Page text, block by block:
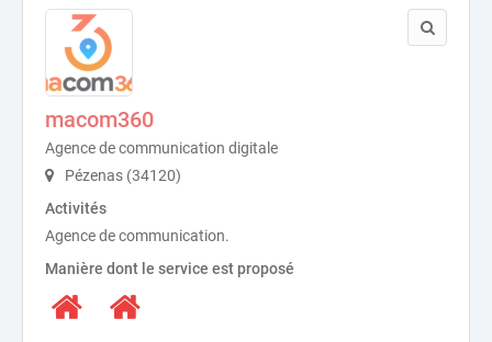
macom360
Agence de communication digitale
Pézenas (34120)
Activités
Agence de communication.
Manière dont le service est proposé